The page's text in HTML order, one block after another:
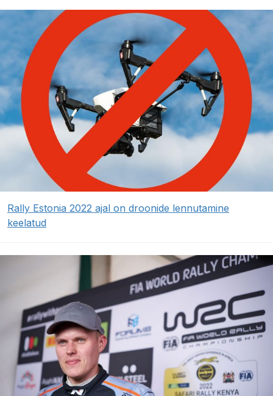
Rally Estonia 2022 ajal on droonide lennutamine
keelatud